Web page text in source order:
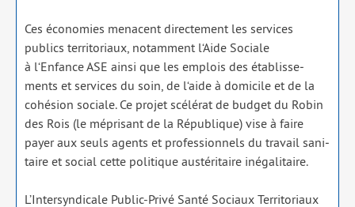
Ces éco­no­mies menacent direc­te­ment les ser­vices
publics ter­ri­to­riaux, notam­ment l‘Aide Sociale
à l‘Enfance ASE ain­si que les emplois des éta­blis­se­
ments et ser­vices du soin, de l‘aide à domi­cile et de la
cohé­sion sociale. Ce pro­jet scé­lé­rat de bud­get du Robin
des Rois (le mépri­sant de la République) vise à faire
payer aux seuls agents et pro­fes­sion­nels du tra­vail sani­
taire et social cette poli­tique aus­té­ri­taire inéga­li­taire.
L’Intersyndicale Public-Privé Santé Sociaux Territoriaux